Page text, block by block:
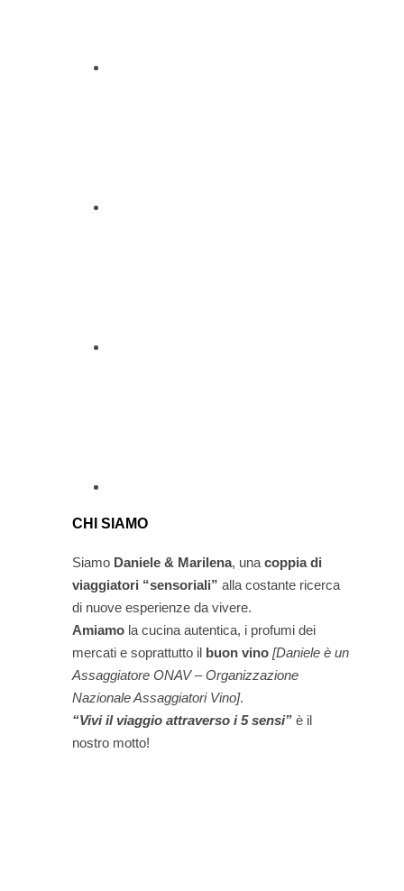
CHI SIAMO
Siamo Daniele & Marilena, una coppia di
viaggiatori “sensoriali” alla costante ricerca
di nuove esperienze da vivere.
Amiamo la cucina autentica, i profumi dei
mercati e soprattutto il buon vino [Daniele è un
Assaggiatore ONAV – Organizzazione
Nazionale Assaggiatori Vino].
“Vivi il viaggio attraverso i 5 sensi” è il
nostro motto!